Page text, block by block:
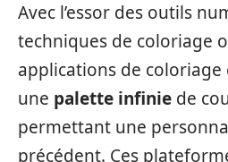
Avec l’essor des outils
techniques de coloriage
applications de
une palette infinie de
permettant une
précédent. Ces